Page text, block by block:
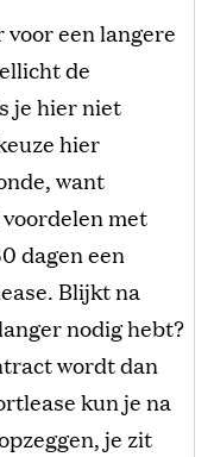
een langere
de
je hier niet
hier
want
met
dagen een
Blijkt na
nodig hebt?
wordt dan
kun je na
je zit